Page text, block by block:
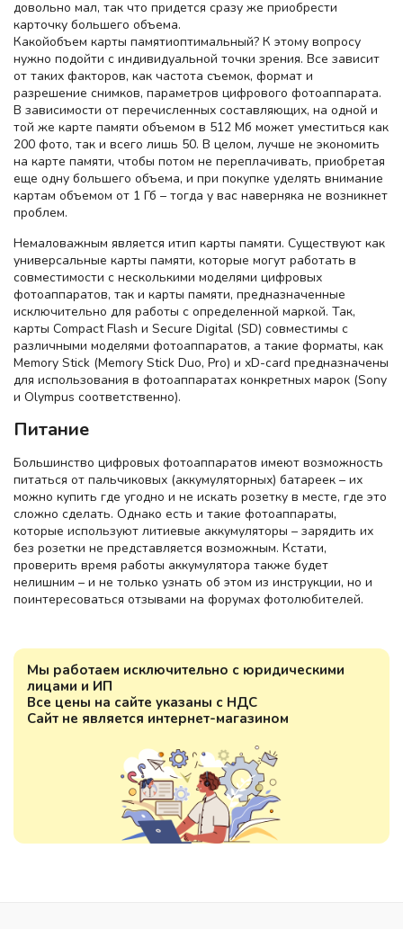
Мы работаем исключительно с юридическими
лицами и ИП
Все цены на сайте указаны с НДС
Сайт не является интернет-магазином
довольно мал, так что придется сразу же приобрести
карточку большего объема.
Какойобъем карты памятиоптимальный? К этому вопросу
нужно подойти с индивидуальной точки зрения. Все зависит
от таких факторов, как частота съемок, формат и
разрешение снимков, параметров цифрового фотоаппарата.
В зависимости от перечисленных составляющих, на одной и
той же карте памяти объемом в 512 Мб может уместиться как
200 фото, так и всего лишь 50. В целом, лучше не экономить
на карте памяти, чтобы потом не переплачивать, приобретая
еще одну большего объема, и при покупке уделять внимание
картам объемом от 1 Гб – тогда у вас наверняка не возникнет
проблем.
Немаловажным является итип карты памяти. Существуют как
универсальные карты памяти, которые могут работать в
совместимости с несколькими моделями цифровых
фотоаппаратов, так и карты памяти, предназначенные
исключительно для работы с определенной маркой. Так,
карты Compact Flash и Secure Digital (SD) совместимы с
различными моделями фотоаппаратов, а такие форматы, как
Memory Stick (Memory Stick Duo, Pro) и хD-card предназначены
для использования в фотоаппаратах конкретных марок (Sony
и Olympus соответственно).
Питание
Большинство цифровых фотоаппаратов имеют возможность
питаться от пальчиковых (аккумуляторных) батареек – их
можно купить где угодно и не искать розетку в месте, где это
сложно сделать. Однако есть и такие фотоаппараты,
которые используют литиевые аккумуляторы – зарядить их
без розетки не представляется возможным. Кстати,
проверить время работы аккумулятора также будет
нелишним – и не только узнать об этом из инструкции, но и
поинтересоваться отзывами на форумах фотолюбителей.